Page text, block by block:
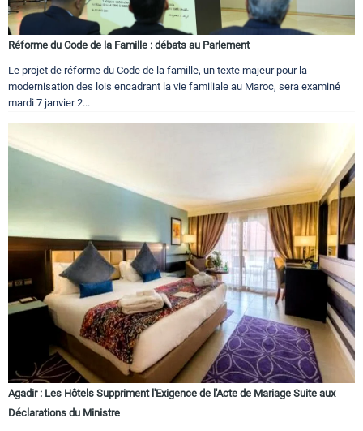
Réforme du Code de la Famille : débats au Parlement
Le projet de réforme du Code de la famille, un texte majeur pour la
modernisation des lois encadrant la vie familiale au Maroc, sera examiné
mardi 7 janvier 2...
Agadir : Les Hôtels Suppriment l'Exigence de l'Acte de Mariage Suite aux
Déclarations du Ministre